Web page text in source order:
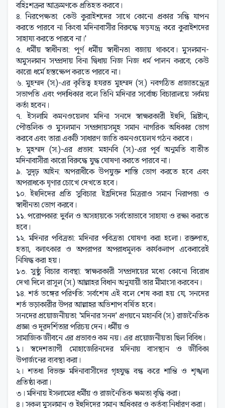
বহিঃশত্রুর আক্রমণকে প্রতিহত করবে।
৪. নিরপেক্ষতা: কেউ কুরাইশদের সাথে কোনো প্রকার সন্ধি যাপন
করতে পারবে না কিংবা মদিনাবাসীর বিরুদ্ধে ষড়যন্ত্র করে কুরাইশদের
সাহায্য করতে পারবে না।'
৫. ধর্মীয় স্বাধীনতা: পূর্ণ ধর্মীয় স্বাধীনতা বজায় থাকবে। মুসলমান-
অমুসলমান সম্প্রদায় বিনা দ্বিধায় নিজ নিজ ধর্ম পালন করবে; কেউ
কারো ধর্মে হস্তক্ষেপ করতে পারবে না।
৬. মুহম্মদ (স.)-এর কৃতিত্ব হযরত মুহম্মদ (স.) নবগঠিত প্রজাতন্ত্রের
সভাপতি এবং পদাধিকার বলে তিনি মদিনার সর্বোচ্চ বিচারালয়ে সর্বময়
কর্তা হবেন।
৭. ইসলামি কমনওয়েলথ মদিনা সনদে স্বাক্ষরকারী ইহুদি, খ্রিষ্টান,
পৌত্তলিক ও মুসলমান সম্প্রদায়সমূহ সমান নাগরিক অধিকার ভোগ
করবে এবং তারা একটি সাধারণ জাতি কমনওয়েলথ গঠন করবে।
৮. মুহম্মদ (স.)-এর প্রভাব: মহানবি (স.)-এর পূর্ব অনুমতি ব্যতীত
মদিনাবাসীরা কারো বিরুদ্ধে যুদ্ধ ঘোষণা করতে পারবে না।
৯. সুদৃঢ় আইন: অপরাধীকে উপযুক্ত শাস্তি ভোগ করতে হবে এবং
অপরাধকে ঘৃণার চোখে দেখতে হবে।
১০. ইহুদিদের প্রতি সুবিচার: ইহ্রদিদের মিত্ররাও সমান নিরাপত্তা ও
স্বাধীনতা ভোগ করবে।
১১. পরোপকার: দুর্বল ও অসহায়কে সর্বতোভাবে সাহায্য ও রক্ষা করতে
হবে।
১২. মদিনার পবিত্রতা: মদিনার পবিত্রতা ঘোষণা করা হলো। রক্তপাত,
হত্যা, বলাৎকার ও অপরাপর অপরাধমূলক কার্যকলাপ একেবারেই
নিষিদ্ধ করা হয়।
১৩. সুষ্ঠু বিচার ব্যবস্থা: স্বাক্ষরকারী সম্প্রদায়ের মধ্যে কোনো বিরোধ
দেখা দিলে রাসূল (স.) আল্লাহর বিধান অনুযায়ী তার মীমাংসা করবেন।
১৪. শর্ত ভঙ্গের পরিণতি: সর্বশেষ এই বলে শেষ করা হয় যে, সনদের
শর্ত ভড়াকারীর উপর আল্লাহর অভিশাপ বর্ষিত হবে।
সনদের প্রয়োজনীয়তা: 'মদিনার সনদ' প্রণয়নে মহানবি (স.) রাজনৈতিক
প্রজ্ঞা ও দূরদর্শিতার পরিচয় দেন। ধর্মীয় ও
সামাজিক জীবনে এর প্রভাবও কম নয়। এর প্রয়োজনীয়তা ছিল বিবিধ।
১। স্বদেশত্যাগী মোহাজেরিনদের মদিনায় বাসস্থান ও জীবিকা
উপার্জনের ব্যবস্থা করা।
২। শতধা বিভক্ত মদিনাবাসীদের গৃহযুদ্ধ বন্ধ করে শান্তি ও শৃঙ্খলা
প্রতিষ্ঠা করা।
৩। মদিনায় ইসলামের ধর্মীয় ও রাজনৈতিক ক্ষমতা বৃদ্ধি করা।
৪। সকল মুসলমান ও ইহুদিদের সমান অধিকার ও কর্তব্য নির্ধারণ করা।